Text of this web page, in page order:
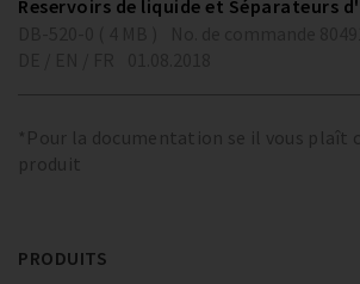
Reservoirs de liquide et Séparateurs
*Pour la documentation se il vous plaît
produit
PRODUITS